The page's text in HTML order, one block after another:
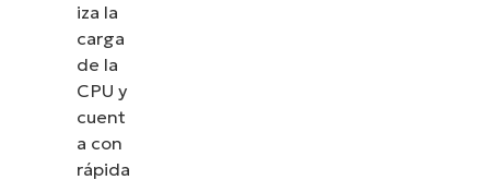
iza la
carga
de la
CPU y
cuent
a con
rápida